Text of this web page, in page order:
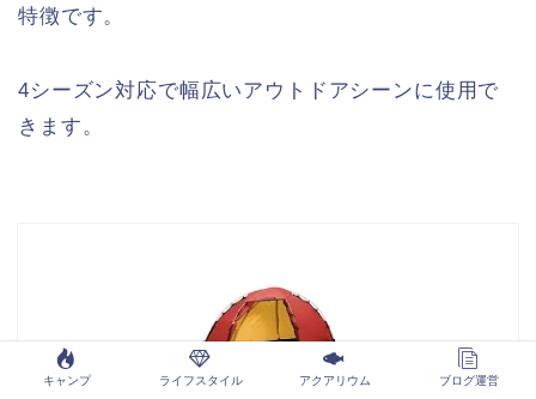
特徴です。
4シーズン対応で幅広いアウトドアシーンに使用で
きます。
キャンプ ライフスタイル アクアリウム ブログ運営